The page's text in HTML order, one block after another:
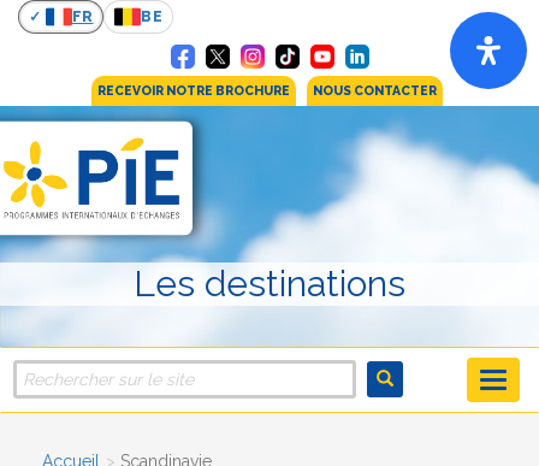
FR BE
RECEVOIR NOTRE BROCHURE NOUS CONTACTER
Les destinations
Accueil Scandinavie